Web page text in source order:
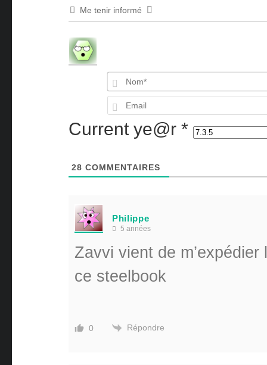
Me tenir informé
Current ye@r *
28 COMMENTAIRES
Philippe
5 années
Zavvi vient de
ce steelbook
0 Répondre